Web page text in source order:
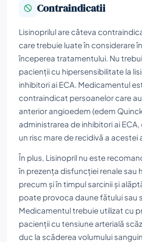
Contraindicatii
Lisinoprilul are câteva
care trebuie luate în considerare
începerea tratamentului. Nu
pacienții cu hipersensibilitate la
inhibitori ai ECA. Medicamentul
contraindicat persoanelor care
anterior angioedem (edem
administrarea de inhibitori ai
un risc mare de recidivă a acestei
În plus, Lisinopril nu este
în prezența disfuncției renale sau
precum și în timpul sarcinii și
poate provoca daune fătului sau
Medicamentul trebuie utilizat cu
pacienții cu tensiune arterială
duc la scăderea volumului